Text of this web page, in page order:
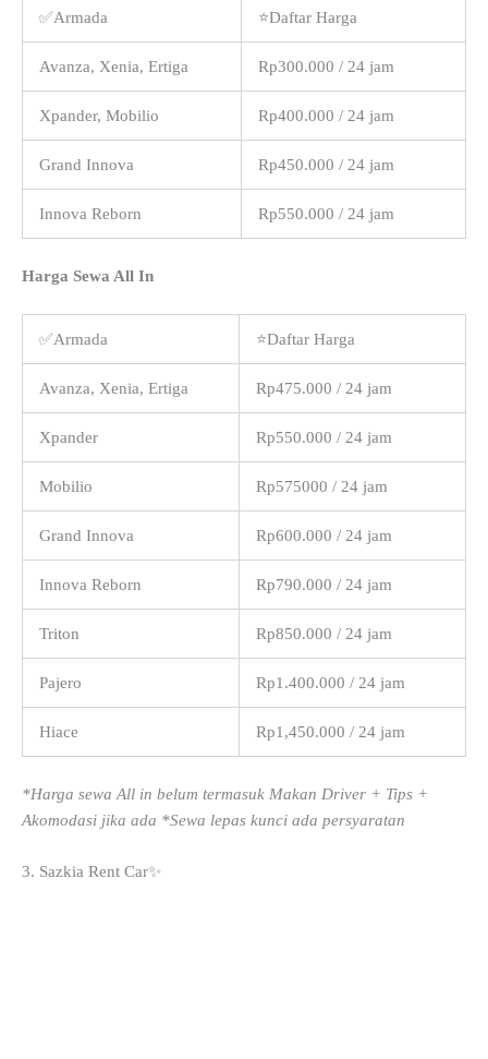
✅Armada ⭐Daftar Harga
Avanza, Xenia, Ertiga Rp300.000 / 24 jam
Xpander, Mobilio Rp400.000 / 24 jam
Grand Innova Rp450.000 / 24 jam
Innova Reborn Rp550.000 / 24 jam
Harga Sewa All In
✅Armada ⭐Daftar Harga
Avanza, Xenia, Ertiga Rp475.000 / 24 jam
Xpander Rp550.000 / 24 jam
Mobilio Rp575000 / 24 jam
Grand Innova Rp600.000 / 24 jam
Innova Reborn Rp790.000 / 24 jam
Triton Rp850.000 / 24 jam
Pajero Rp1.400.000 / 24 jam
Hiace Rp1,450.000 / 24 jam
*Harga sewa All in belum termasuk Makan Driver + Tips +
Akomodasi jika ada *Sewa lepas kunci ada persyaratan
3. Sazkia Rent Car✨